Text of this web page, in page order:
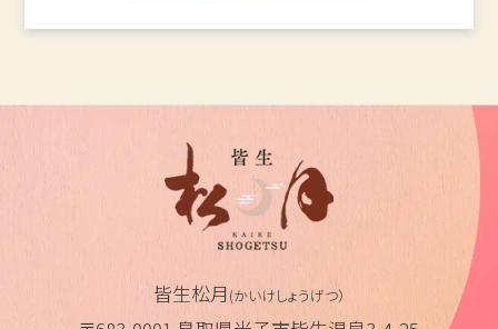
皆生松月(かいけしょうげつ）